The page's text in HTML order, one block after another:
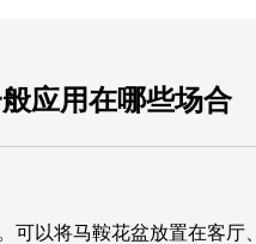
应用在哪些场合
以将马鞍花盆放置在客